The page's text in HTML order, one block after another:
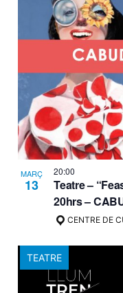
MARÇ
13
20:00
Teatre –
20hrs –
CENTRE DE
TEATRE